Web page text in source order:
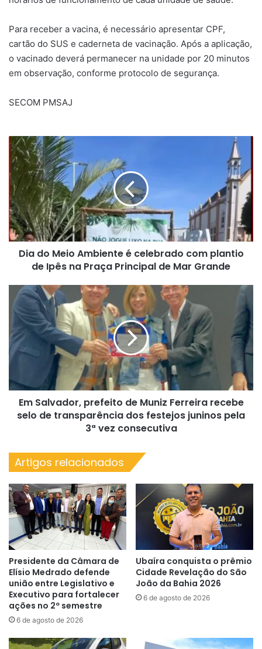
Para receber a vacina, é necessário apresentar CPF,
cartão do SUS e caderneta de vacinação. Após a aplicação,
o vacinado deverá permanecer na unidade por 20 minutos
em observação, conforme protocolo de segurança.
SECOM PMSAJ
Dia
do
Meio
Ambiente
é
celebrado
com
plantio
de
Ipês
Principal
de
Mar
Grande
Dia do Meio Ambiente é celebrado com plantio
de Ipês na Praça Principal de Mar Grande
Em
Salvador,
prefeito
de
Muniz
Ferreira
recebe
de
transparência
dos
3ª
vez
consecutiva
Em Salvador, prefeito de Muniz Ferreira recebe
selo de transparência dos festejos juninos pela
3ª vez consecutiva
Artigos relacionados
Presidente da Câmara de
Elísio Medrado defende
união entre Legislativo e
Executivo para fortalecer
ações no 2º semestre
6 de agosto de 2026
Ubaíra conquista o prêmio
Cidade Revelação do São
João da Bahia 2026
6 de agosto de 2026